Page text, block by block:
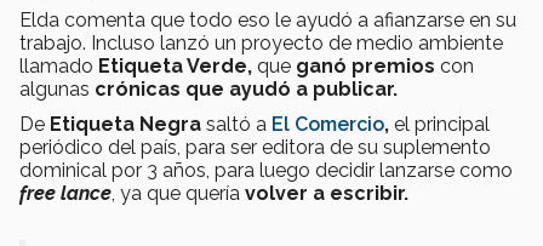
Elda comenta que todo eso le ayudó a afianzarse en su
trabajo. Incluso lanzó un proyecto de medio ambiente
llamado Etiqueta Verde, que ganó premios con
algunas crónicas que ayudó a publicar.
De Etiqueta Negra saltó a El Comercio, el principal
periódico del país, para ser editora de su suplemento
dominical por 3 años, para luego decidir lanzarse como
free lance , ya que quería volver a escribir.